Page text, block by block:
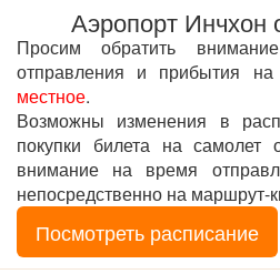
Аэропорт Инчхон
Просим обратить
отправления и прибытия на
местное.
Возможны изменения в
покупки билета на самолет
внимание на время
непосредственно на маршрут-
Посмотреть расписание